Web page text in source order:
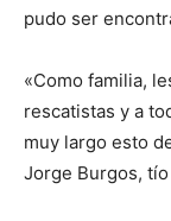
pudo ser
«Como familia,
rescatistas y a
muy largo esto
Jorge Burgos,